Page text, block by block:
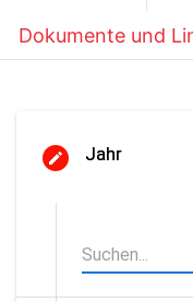
Dokumente und
Jahr